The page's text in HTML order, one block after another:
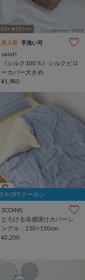
再入荷 手洗い可
salut!
《シルク100％》シルクピロ
ーカバー大きめ
¥1,980
5％OFFクーポン
3COINS
とろける冷感掛けカバーシ
ングル：210×150cm
¥2,200